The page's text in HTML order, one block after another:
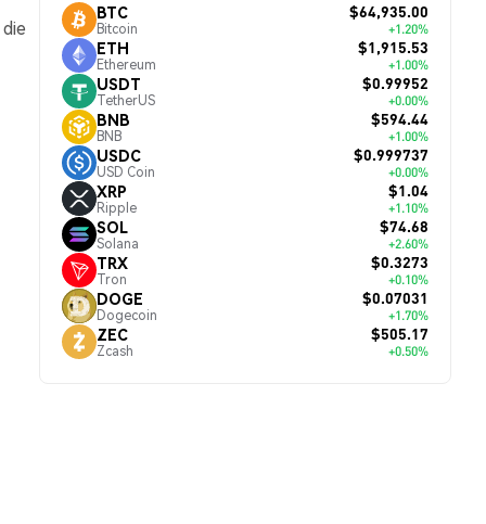
BTC
Bitcoin
$64,935.00
+1.20%
ETH
Ethereum
$1,915.53
+1.00%
USDT
TetherUS
$0.99952
+0.00%
BNB
BNB
$594.44
+1.00%
USDC
USD Coin
$0.999737
+0.00%
XRP
Ripple
$1.04
+1.10%
SOL
Solana
$74.68
+2.60%
TRX
Tron
$0.3273
+0.10%
DOGE
Dogecoin
$0.07031
+1.70%
ZEC
Zcash
$505.17
+0.50%